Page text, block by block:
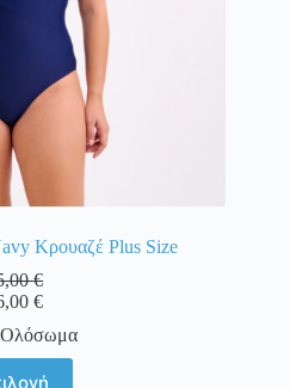
Κρουαζέ Plus Size
€
€
Ολόσωμα